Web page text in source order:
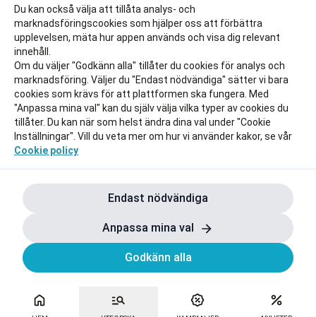
Du kan också välja att tillåta analys- och
marknadsföringscookies som hjälper oss att förbättra
upplevelsen, mäta hur appen används och visa dig relevant
innehåll.
Om du väljer "Godkänn alla" tillåter du cookies för analys och
marknadsföring. Väljer du "Endast nödvändiga" sätter vi bara
cookies som krävs för att plattformen ska fungera. Med
"Anpassa mina val" kan du själv välja vilka typer av cookies du
tillåter. Du kan när som helst ändra dina val under "Cookie
Inställningar". Vill du veta mer om hur vi använder kakor, se vår
Cookie policy
Endast nödvändiga
Anpassa mina val
Godkänn alla